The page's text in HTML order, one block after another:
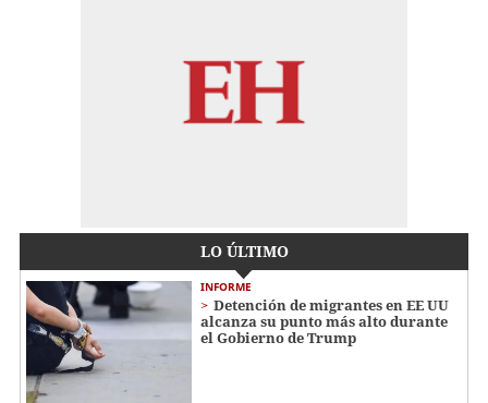
LO ÚLTIMO
INFORME
Detención de migrantes en EE UU
alcanza su punto más alto durante
el Gobierno de Trump